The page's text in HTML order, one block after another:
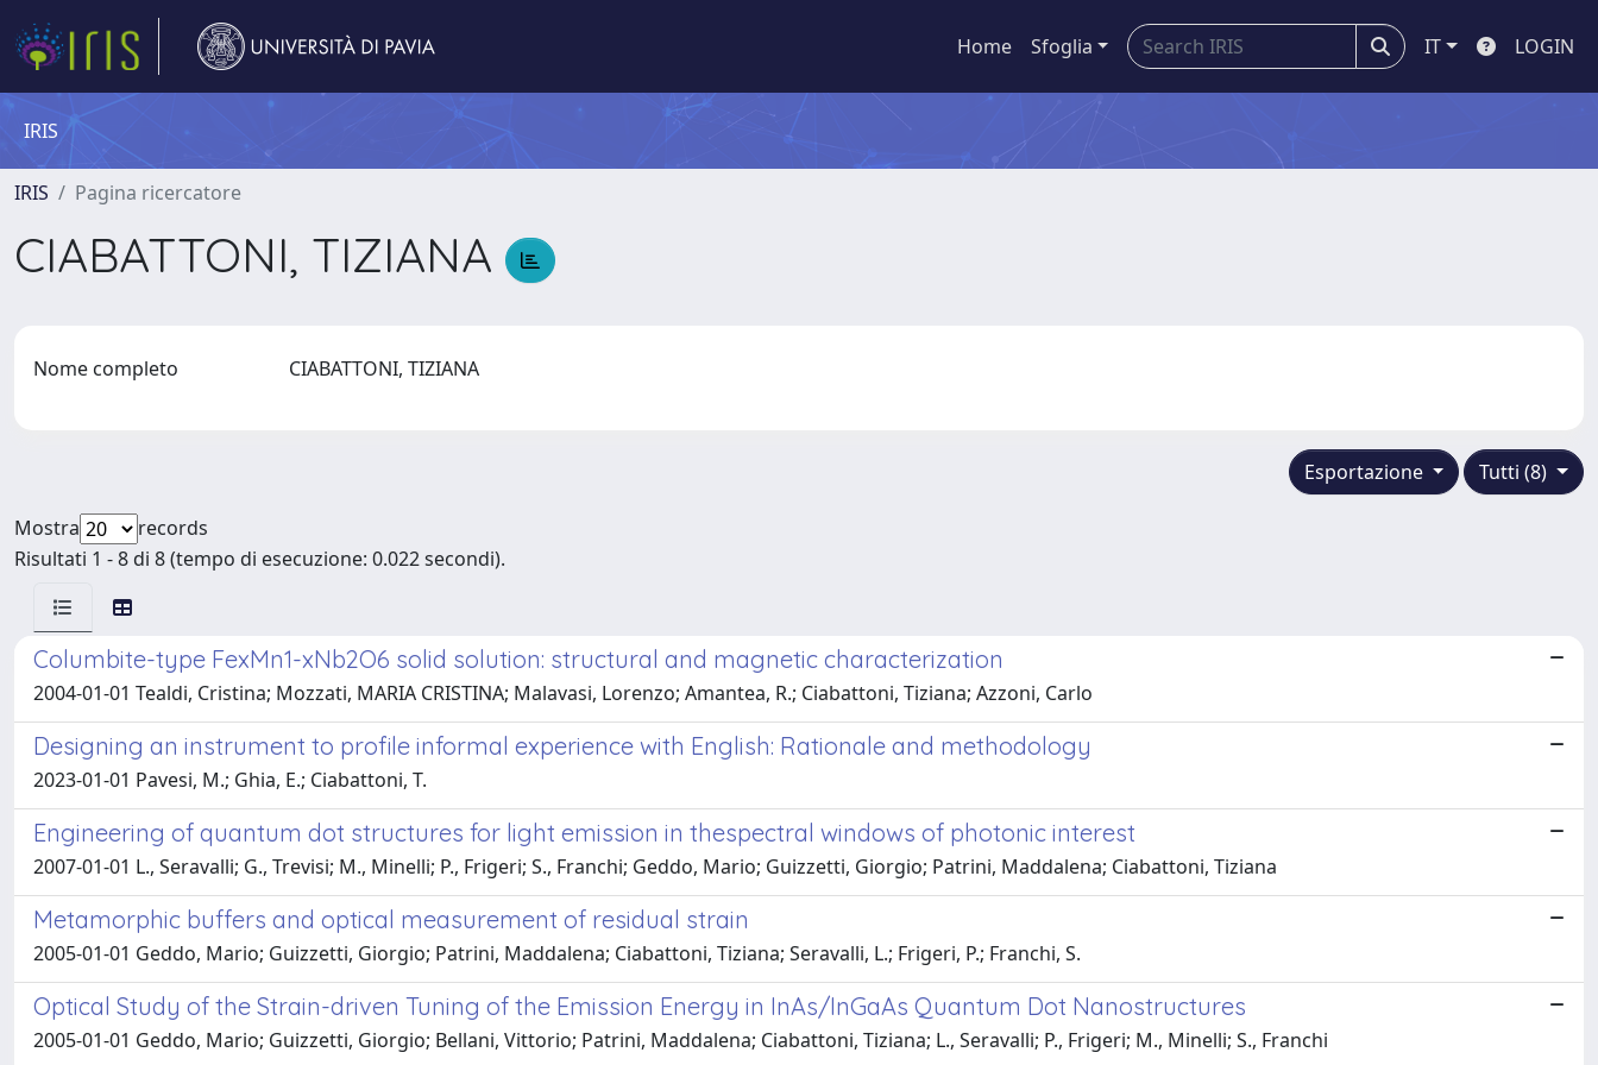
Home Sfoglia IT LOGIN
IRIS
IRIS Pagina ricercatore
CIABATTONI, TIZIANA
Nome completo CIABATTONI, TIZIANA
Tutti (8)
Esportazione
Mostra
records
Risultati 1 - 8 di 8 (tempo di esecuzione: 0.022 secondi).
Columbite-type FexMn1-xNb2O6 solid solution: structural and magnetic characterization
2004-01-01 Tealdi, Cristina; Mozzati, MARIA CRISTINA; Malavasi, Lorenzo; Amantea, R.; Ciabattoni, Tiziana; Azzoni, Carlo
Designing an instrument to profile informal experience with English: Rationale and methodology
2023-01-01 Pavesi, M.; Ghia, E.; Ciabattoni, T.
Engineering of quantum dot structures for light emission in thespectral windows of photonic interest
2007-01-01 L., Seravalli; G., Trevisi; M., Minelli; P., Frigeri; S., Franchi; Geddo, Mario; Guizzetti, Giorgio; Patrini, Maddalena; Ciabattoni, Tiziana
Metamorphic buffers and optical measurement of residual strain
2005-01-01 Geddo, Mario; Guizzetti, Giorgio; Patrini, Maddalena; Ciabattoni, Tiziana; Seravalli, L.; Frigeri, P.; Franchi, S.
Optical Study of the Strain-driven Tuning of the Emission Energy in InAs/InGaAs Quantum Dot Nanostructures
2005-01-01 Geddo, Mario; Guizzetti, Giorgio; Bellani, Vittorio; Patrini, Maddalena; Ciabattoni, Tiziana; L., Seravalli; P., Frigeri; M., Minelli; S., Franchi